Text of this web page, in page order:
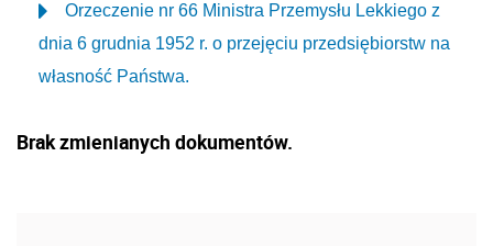
Orzeczenie nr 66 Ministra Przemysłu Lekkiego z
dnia 6 grudnia 1952 r. o przejęciu przedsiębiorstw na
własność Państwa.
Brak zmienianych dokumentów.